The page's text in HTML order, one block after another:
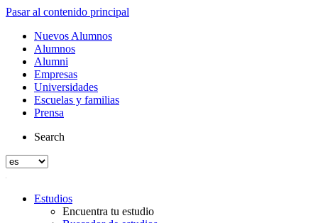
Pasar al contenido principal
Nuevos Alumnos
Alumnos
Alumni
Empresas
Universidades
Escuelas y familias
Prensa
Search
Estudios
Encuentra tu estudio